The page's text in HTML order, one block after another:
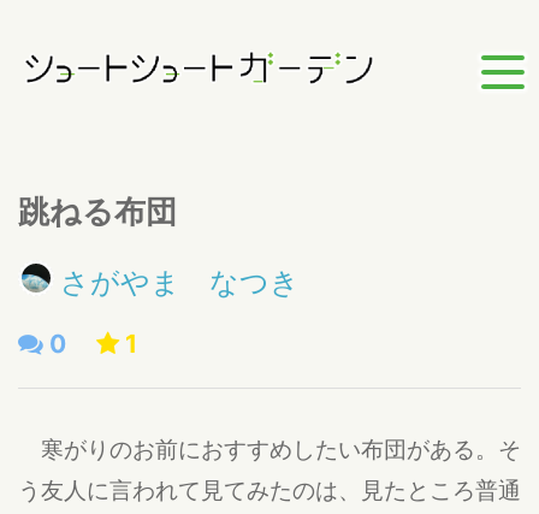
跳ねる布団
さがやま なつき
0 1
寒がりのお前におすすめしたい布団がある。そ
う友人に言われて見てみたのは、見たところ普通